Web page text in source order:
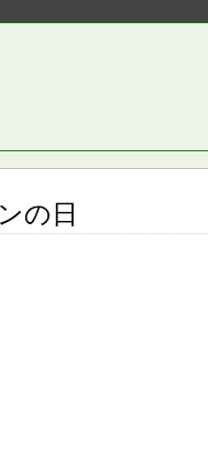
の日